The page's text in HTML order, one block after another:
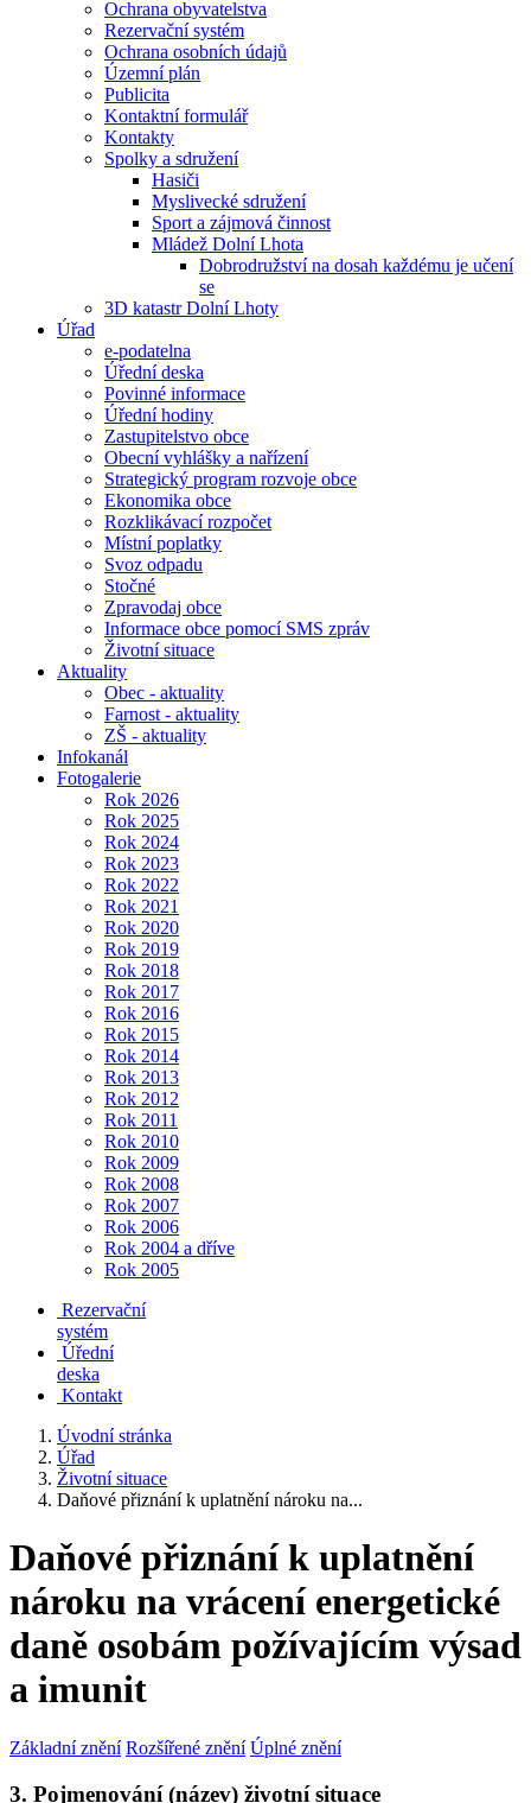
Ochrana obyvatelstva
Rezervační systém
Ochrana osobních údajů
Územní plán
Publicita
Kontaktní formulář
Kontakty
Spolky a sdružení
Hasiči
Myslivecké sdružení
Sport a zájmová činnost
Mládež Dolní Lhota
Dobrodružství na dosah každému je učení
se
3D katastr Dolní Lhoty
Úřad
e-podatelna
Úřední deska
Povinné informace
Úřední hodiny
Zastupitelstvo obce
Obecní vyhlášky a nařízení
Strategický program rozvoje obce
Ekonomika obce
Rozklikávací rozpočet
Místní poplatky
Svoz odpadu
Stočné
Zpravodaj obce
Informace obce pomocí SMS zpráv
Životní situace
Aktuality
Obec - aktuality
Farnost - aktuality
ZŠ - aktuality
Infokanál
Fotogalerie
Rok 2026
Rok 2025
Rok 2024
Rok 2023
Rok 2022
Rok 2021
Rok 2020
Rok 2019
Rok 2018
Rok 2017
Rok 2016
Rok 2015
Rok 2014
Rok 2013
Rok 2012
Rok 2011
Rok 2010
Rok 2009
Rok 2008
Rok 2007
Rok 2006
Rok 2004 a dříve
Rok 2005
Rezervační
systém
Úřední
deska
Kontakt
Úvodní stránka
Úřad
Životní situace
Daňové přiznání k uplatnění nároku na...
Daňové přiznání k uplatnění
nároku na vrácení energetické
daně osobám požívajícím výsad
a imunit
Základní znění Rozšířené znění Úplné znění
3. Pojmenování (název) životní situace